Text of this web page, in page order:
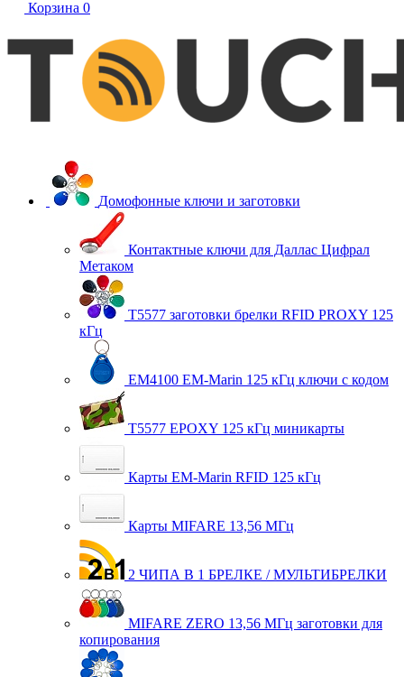
Корзина 0
Домофонные ключи и заготовки
Контактные ключи для Даллас Цифрал
Метаком
T5577 заготовки брелки RFID PROXY 125
кГц
EM4100 EM-Marin 125 кГц ключи с кодом
T5577 EPOXY 125 кГц миникарты
Карты EM-Marin RFID 125 кГц
Карты MIFARE 13,56 МГц
2 ЧИПА В 1 БРЕЛКЕ / МУЛЬТИБРЕЛКИ
MIFARE ZERO 13,56 МГц заготовки для
копирования